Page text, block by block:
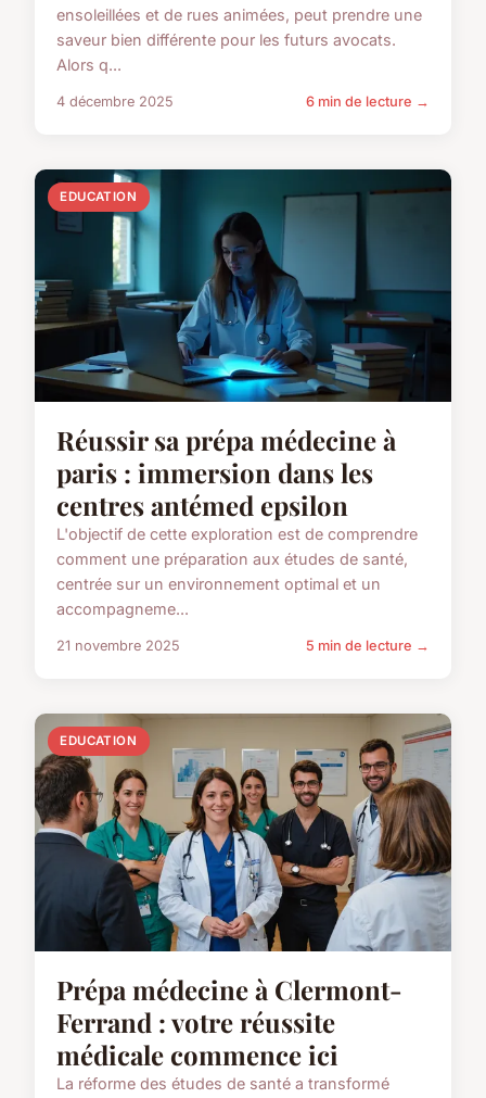
ensoleillées et de rues animées, peut prendre une
saveur bien différente pour les futurs avocats.
Alors q...
4 décembre 2025 6 min de lecture →
EDUCATION
Réussir sa prépa médecine à
paris : immersion dans les
centres antémed epsilon
L'objectif de cette exploration est de comprendre
comment une préparation aux études de santé,
centrée sur un environnement optimal et un
accompagneme...
21 novembre 2025 5 min de lecture →
EDUCATION
Prépa médecine à Clermont-
Ferrand : votre réussite
médicale commence ici
La réforme des études de santé a transformé